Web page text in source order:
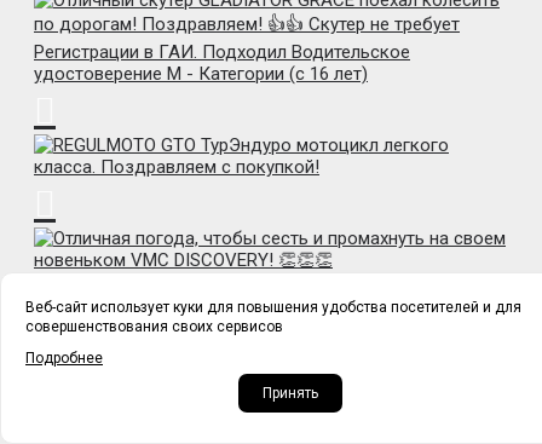
Веб-сайт использует куки для повышения удобства посетителей и для
совершенствования своих сервисов
Подробнее
Принять